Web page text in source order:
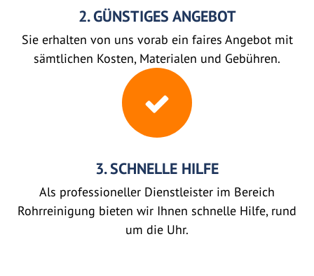
2. GÜNSTIGES ANGEBOT
Sie erhalten von uns vorab ein faires Angebot mit
sämtlichen Kosten, Materialen und Gebühren.
3. SCHNELLE HILFE
Als professioneller Dienstleister im Bereich
Rohrreinigung bieten wir Ihnen schnelle Hilfe, rund
um die Uhr.